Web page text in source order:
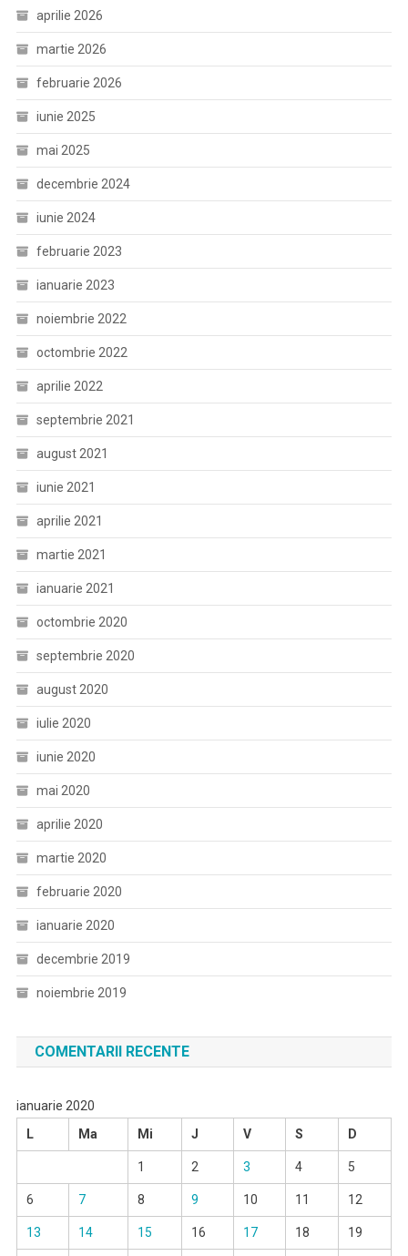
aprilie 2026
martie 2026
februarie 2026
iunie 2025
mai 2025
decembrie 2024
iunie 2024
februarie 2023
ianuarie 2023
noiembrie 2022
octombrie 2022
aprilie 2022
septembrie 2021
august 2021
iunie 2021
aprilie 2021
martie 2021
ianuarie 2021
octombrie 2020
septembrie 2020
august 2020
iulie 2020
iunie 2020
mai 2020
aprilie 2020
martie 2020
februarie 2020
ianuarie 2020
decembrie 2019
noiembrie 2019
COMENTARII RECENTE
ianuarie 2020
L
Ma Mi J V S D
1 2 3 4 5
6 7 8 9 10 11 12
13 14 15 16 17 18 19